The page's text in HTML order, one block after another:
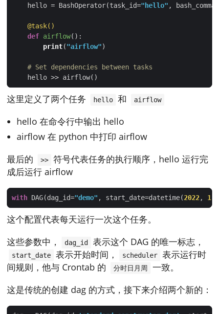
    hello = BashOperator(task_id=
"hello" ,
    @task()
def airflow():
print("airflow"
# Set dependencies between tasks
这里定义了两个任务 hello 和 airflow
hello 在命令行中输出 hello
airflow 在 python 中打印 airflow
最后的
>>
符号代表任务的执行顺序，hello 运行完
成后运行 airflow
with DAG(dag_id="demo" , start_date=datetime(2022, 1
这个配置代表每天运行一次这个任务。
这些参数中，
dag_id 表示这个 DAG 的唯一标志，
start_date 表示开始时间， scheduler
表示运行时
间规则，他与 Crontab 的
分时日月周
一致。
这是传统的创建 dag 的方式，接下来介绍两个新的：